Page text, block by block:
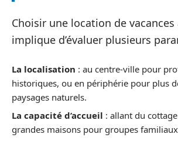
Choisir une location de vacances
implique d’évaluer plusieurs
La localisation : au centre-ville pour
historiques, ou en périphérie pour plus
paysages naturels.
La capacité d’accueil : allant du
grandes maisons pour groupes